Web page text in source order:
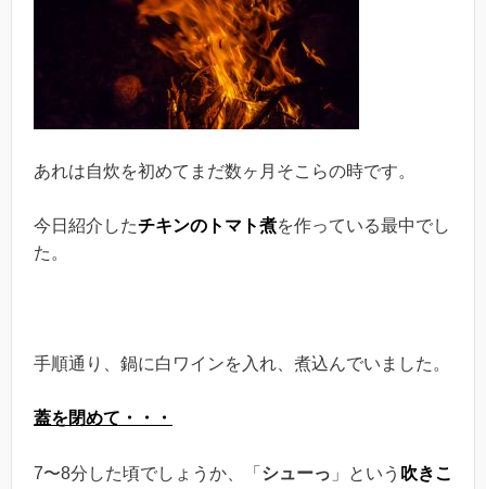
あれは自炊を初めてまだ数ヶ月そこらの時です。
今日紹介したチキンのトマト煮を作っている最中でし
た。
手順通り、鍋に白ワインを入れ、煮込んでいました。
蓋を閉めて・・・
7〜8分した頃でしょうか、「 シューっ 」という 吹きこ